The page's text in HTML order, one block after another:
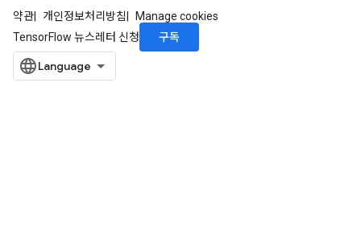
약관 개인정보처리방침
Manage cookies
TensorFlow 뉴스레터 신청
구독